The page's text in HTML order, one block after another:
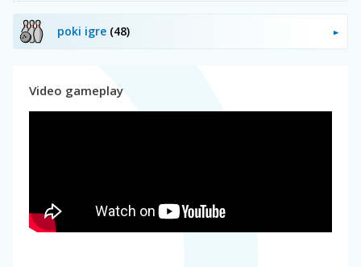
poki igre (48)
Video gameplay